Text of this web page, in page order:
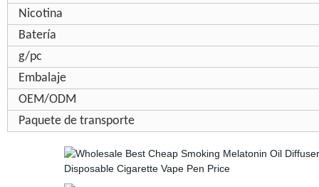
Nicotina
Batería
g/pc
Embalaje
OEM/ODM
Paquete de transporte